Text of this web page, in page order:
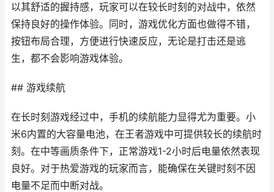
以其舒适的握持感，玩家可以在较长时刻的对战中，依然
保持良好的操作体验。同时，游戏优化方面也做得不错，
按钮布局合理，方便进行快速反应，无论是打击还是逃
生，都不会影响游戏体验。
## 游戏续航
在长时刻游戏经过中，手机的续航能力显得尤为重要。小
米6内置的大容量电池，在王者游戏中可提供较长的续航时
刻。在中等画质条件下，正常游戏1-2小时后电量依然表现
良好。对于热爱游戏的玩家而言，能确保在关键时刻不因
电量不足而中断对战。